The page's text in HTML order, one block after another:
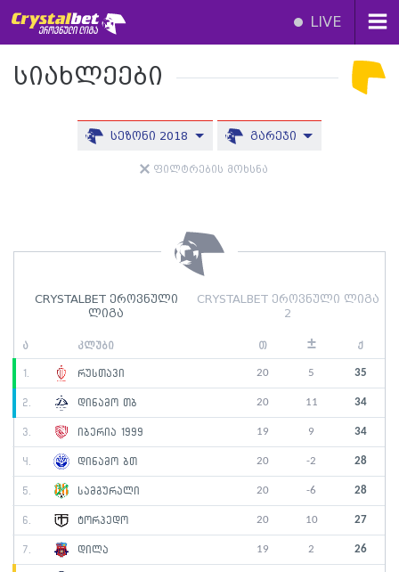
LIVE
CRYSTALBET ეროვნული
ლიგა
CRYSTALBET ეროვნული ლიგა
2
ა კლუბი თ ± ქ
1. რუსთავი 20 5 35
2. დინამო თბ 20 11 34
3. იბერია 1999 19 9 34
4. დინამო ბთ 20 -2 28
5. სამგურალი 20 -6 28
6. ტორპედო 20 10 27
7. დილა 19 2 26
სიახლეები
სეზონი 2018 გარეჯი
ფილტრების მოხსნა